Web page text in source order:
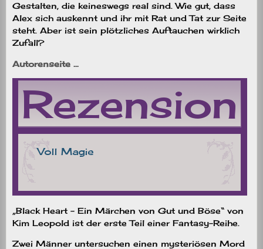
Gestalten, die keineswegs real sind. Wie gut, dass
Alex sich auskennt und ihr mit Rat und Tat zur Seite
steht. Aber ist sein plötzliches Auftauchen wirklich
Zufall?
Autorenseite …
„Black Heart – Ein Märchen von Gut und Böse“ von
Kim Leopold ist der erste Teil einer Fantasy-Reihe.
Zwei Männer untersuchen einen mysteriösen Mord